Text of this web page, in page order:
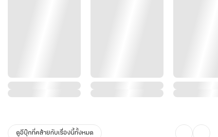
ดูอีบุ๊กที่คล้ายกับเรื่องนี้ทั้งหมด